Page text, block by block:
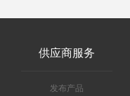
供应商服务
发布产品